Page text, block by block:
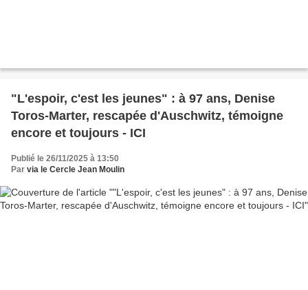
"L'espoir, c'est les jeunes" : à 97 ans, Denise
Toros-Marter, rescapée d'Auschwitz, témoigne
encore et toujours - ICI
Publié le 26/11/2025 à 13:50
Par via le Cercle Jean Moulin